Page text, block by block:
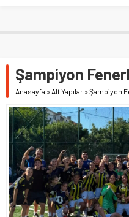
Şampiyon
Anasayfa »Alt Yapılar »Şampiyon